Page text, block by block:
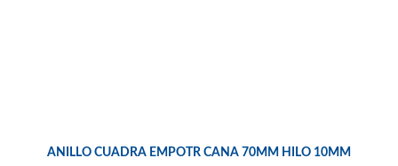
ANILLO CUADRA EMPOTR CANA 70MM HILO 10MM